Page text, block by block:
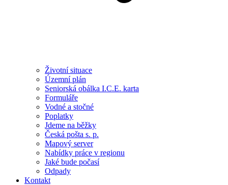
Životní situace
Územní plán
Seniorská obálka I.C.E. karta
Formuláře
Vodné a stočné
Poplatky
Jdeme na běžky
Česká pošta s. p.
Mapový server
Nabídky práce v regionu
Jaké bude počasí
Odpady
Kontakt